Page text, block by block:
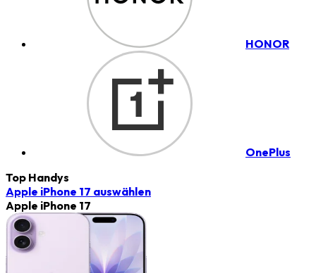
HONOR
OnePlus
Top Handys
Apple iPhone 17 auswählen
Apple iPhone 17